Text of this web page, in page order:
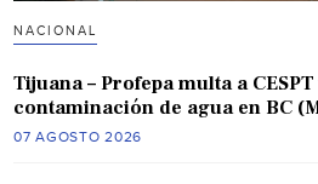
NACIONAL
Tijuana – Profepa multa a CESPT
contaminación de agua en BC
07 AGOSTO 2026